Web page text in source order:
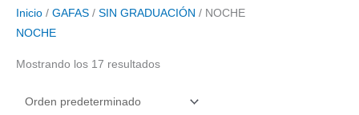
Inicio / GAFAS / SIN GRADUACIÓN / NOCHE
NOCHE
Mostrando los 17 resultados